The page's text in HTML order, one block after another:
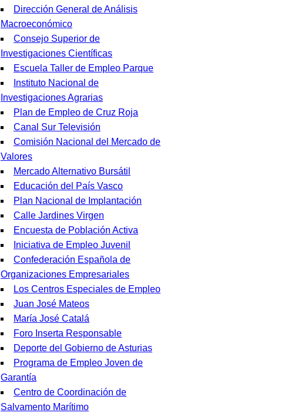
Dirección General de Análisis
Macroeconómico
Consejo Superior de
Investigaciones Científicas
Escuela Taller de Empleo Parque
Instituto Nacional de
Investigaciones Agrarias
Plan de Empleo de Cruz Roja
Canal Sur Televisión
Comisión Nacional del Mercado de
Valores
Mercado Alternativo Bursátil
Educación del País Vasco
Plan Nacional de Implantación
Calle Jardines Virgen
Encuesta de Población Activa
Iniciativa de Empleo Juvenil
Confederación Española de
Organizaciones Empresariales
Los Centros Especiales de Empleo
Juan José Mateos
María José Catalá
Foro Inserta Responsable
Deporte del Gobierno de Asturias
Programa de Empleo Joven de
Garantía
Centro de Coordinación de
Salvamento Marítimo